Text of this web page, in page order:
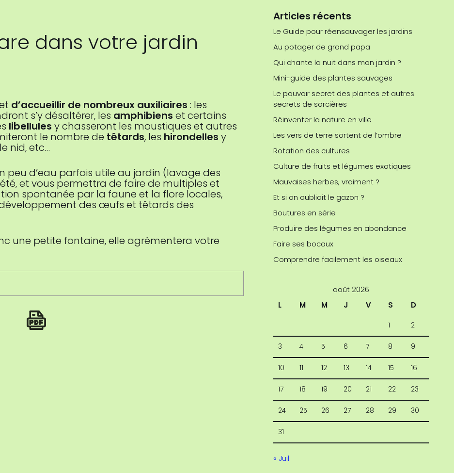
dans votre jardin
d’accueillir de nombreux auxiliaires : les
s’y désaltérer, les amphibiens et certains
libellules y chasseront les moustiques et autres
le nombre de têtards, les hirondelles y
nid, etc…
peu d’eau parfois utile au jardin (lavage des
et vous permettra de faire de multiples et
spontanée par la faune et la flore locales,
des œufs et têtards des
une petite fontaine, elle agrémentera votre
Articles récents
Le Guide pour réensauvager les jardins
Au potager de grand papa
Qui chante la nuit dans mon jardin ?
Mini-guide des plantes sauvages
Le pouvoir secret des plantes et autres
secrets de sorcières
Réinventer la nature en ville
Les vers de terre sortent de l’ombre
Rotation des cultures
Culture de fruits et légumes exotiques
Mauvaises herbes, vraiment ?
Et si on oubliait le gazon ?
Boutures en série
Produire des légumes en abondance
Faire ses bocaux
Comprendre facilement les oiseaux
août 2026
L
M M J V S D
1 2
3 4 5 6 7 8 9
10 11 12 13 14 15 16
17 18 19 20 21 22 23
24 25 26 27 28 29 30
31
« Juil